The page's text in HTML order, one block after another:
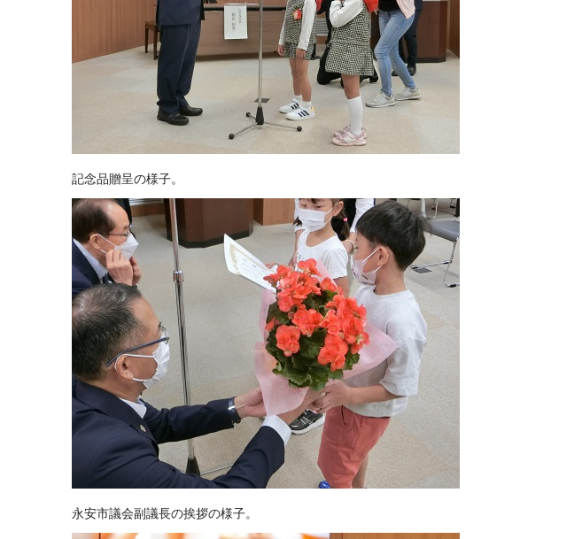
記念品贈呈の様子。
永安市議会副議長の挨拶の様子。